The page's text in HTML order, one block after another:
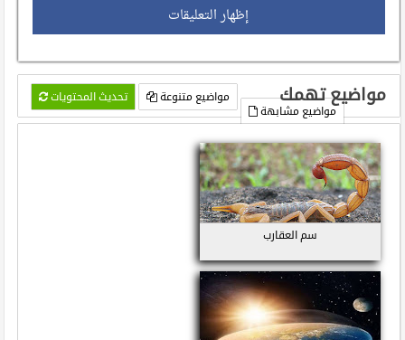
إظهار التعليقات
مواضيع تهمك تحديث المحتويات
مواضيع متنوعة
مواضيع مشابهة
سم العقارب